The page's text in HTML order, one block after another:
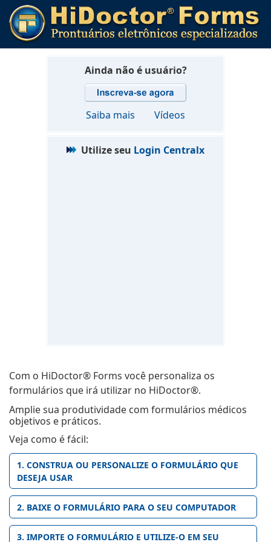
Com o HiDoctor® Forms você personaliza os
formulários que irá utilizar no HiDoctor®.
Amplie sua produtividade com formulários médicos
objetivos e práticos.
Veja como é fácil:
1. CONSTRUA OU PERSONALIZE O FORMULÁRIO QUE
DESEJA USAR
2. BAIXE O FORMULÁRIO PARA O SEU COMPUTADOR
3. IMPORTE O FORMULÁRIO E UTILIZE-O EM SEU
Ainda não é usuário?
Saiba mais Vídeos
Utilize seu Login Centralx